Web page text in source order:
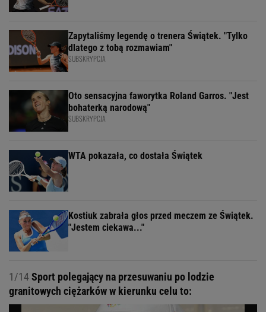
Zapytaliśmy legendę o trenera Świątek. "Tylko
dlatego z tobą rozmawiam"
SUBSKRYPCJA
Oto sensacyjna faworytka Roland Garros. "Jest
bohaterką narodową"
SUBSKRYPCJA
WTA pokazała, co dostała Świątek
Kostiuk zabrała głos przed meczem ze Świątek.
"Jestem ciekawa..."
1/14Sport polegający na przesuwaniu po lodzie
granitowych ciężarków w kierunku celu to: